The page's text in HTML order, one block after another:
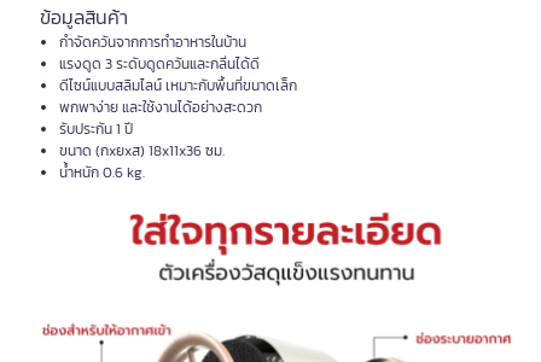
ข้อมูลสินค้า
กำจัดควันจากการทำอาหารในบ้าน
แรงดูด 3 ระดับดูดควันและกลิ่นได้ดี
ดีไซน์แบบสลิมไลน์ เหมาะกับพื้นที่ขนาดเล็ก
พกพาง่าย และใช้งานได้อย่างสะดวก
รับประกัน 1 ปี
ขนาด (กxยxส) 18x11x36 ซม.
น้ำหนัก 0.6 kg.